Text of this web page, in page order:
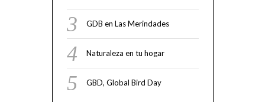
GDB en Las Merindades
Naturaleza en tu hogar
GBD, Global Bird Day